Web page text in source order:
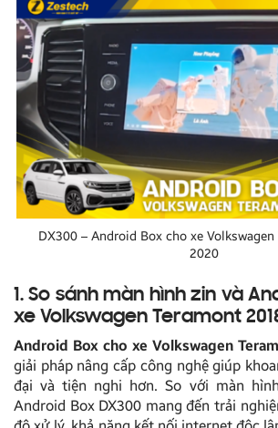
DX300 – Android Box cho xe
2020
1. So sánh màn hình zin và
xe Volkswagen Teramont
Android Box cho xe Volkswagen
giải pháp nâng cấp công nghệ giúp
đại và tiện nghi hơn. So với màn
Android Box DX300 mang đến trải